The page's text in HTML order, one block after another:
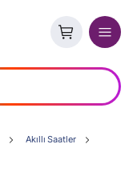
Akıllı Saatler